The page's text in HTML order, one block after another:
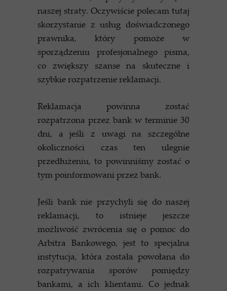
naszej straty. Oczywiście polecam tutaj
skorzystanie z usług doświadczonego
prawnika, który pomoże w
sporządzeniu profesjonalnego pisma,
co zwiększy szanse na skuteczne i
szybkie rozpatrzenie reklamacji.
Reklamacja powinna zostać
rozpatrzona przez bank w terminie 30
dni, a jeśli z uwagi na szczególne
okoliczności czas ten ulegnie
przedłużeniu, to powinniśmy zostać o
tym poinformowani przez bank.
Jeśli bank nie przychyli się do naszej
reklamacji, to istnieje jeszcze
możliwość zwrócenia się o pomoc do
Arbitra Bankowego, jest to specjalna
instytucja, która została powołana do
rozpatrywania sporów pomiędzy
bankami, a ich klientami. Co jednak